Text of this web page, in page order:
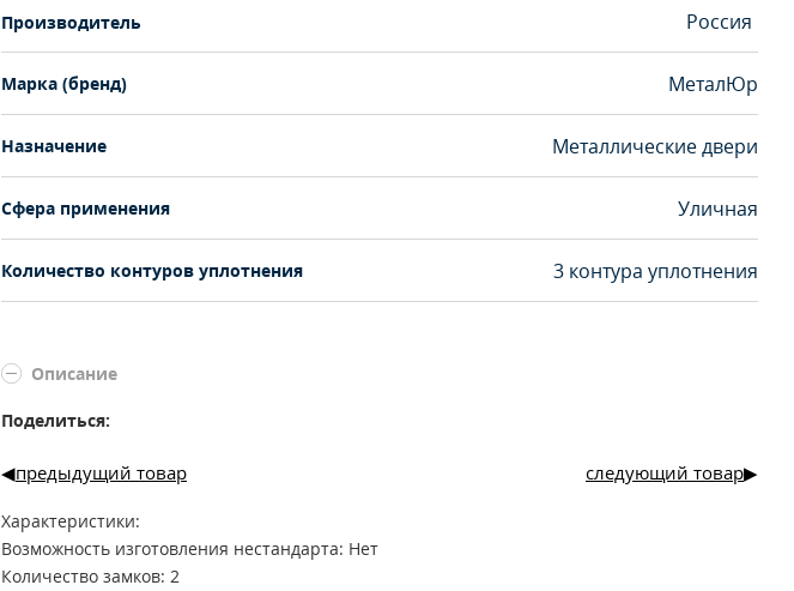
Производитель Россия
Марка (бренд) МеталЮр
Назначение Металлические двери
Сфера применения Уличная
Количество контуров уплотнения 3 контура уплотнения
Описание
Поделиться:
предыдущий товар следующий товар
Характеристики:
Возможность изготовления нестандарта: Нет
Количество замков: 2